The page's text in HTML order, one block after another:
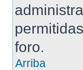
foro.
Arriba